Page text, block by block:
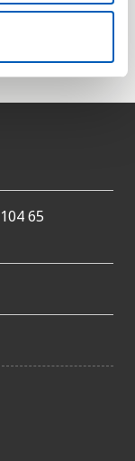
dessa tas
65